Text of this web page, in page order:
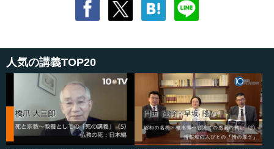
人気の講義TOP20